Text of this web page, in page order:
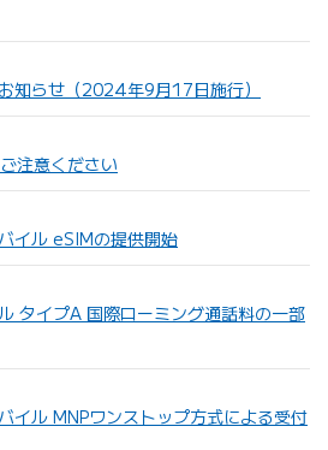
知らせ（2024年9月17日施行）
注意ください
イル eSIMの提供開始
タイプA 国際ローミング通話料の一部
イル MNPワンストップ方式による受付